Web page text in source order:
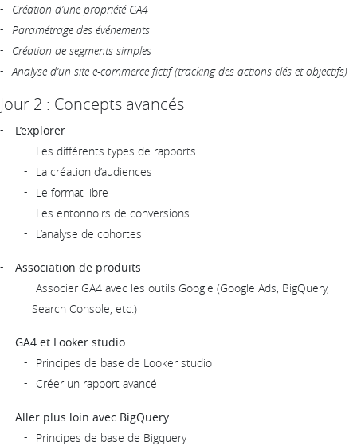
Création d’une propriété GA4
Paramétrage des événements
Création de segments simples
Analyse d’un site e-commerce fictif (tracking des actions clés et objectifs)
Jour 2 : Concepts avancés
L’explorer
Les différents types de rapports
La création d’audiences
Le format libre
Les entonnoirs de conversions
L’analyse de cohortes
Association de produits
Associer GA4 avec les outils Google (Google Ads, BigQuery,
Search Console, etc.)
GA4 et Looker studio
Principes de base de Looker studio
Créer un rapport avancé
Aller plus loin avec BigQuery
Principes de base de Bigquery